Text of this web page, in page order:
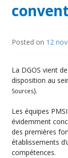
Posted on 12
La DGOS vient
disposition au
Sources).
Les équipes
évidemment
des premières
établissements
compétences.